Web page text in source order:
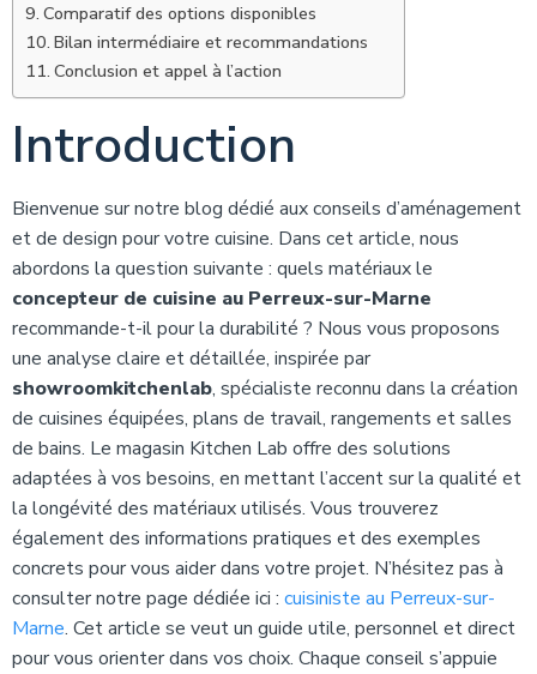
Comparatif des options disponibles
Bilan intermédiaire et recommandations
Conclusion et appel à l’action
Introduction
Bienvenue sur notre blog dédié aux conseils d’aménagement
et de design pour votre cuisine. Dans cet article, nous
abordons la question suivante : quels matériaux le
concepteur de cuisine au Perreux-sur-Marne
recommande-t-il pour la durabilité ? Nous vous proposons
une analyse claire et détaillée, inspirée par
showroomkitchenlab, spécialiste reconnu dans la création
de cuisines équipées, plans de travail, rangements et salles
de bains. Le magasin Kitchen Lab offre des solutions
adaptées à vos besoins, en mettant l’accent sur la qualité et
la longévité des matériaux utilisés. Vous trouverez
également des informations pratiques et des exemples
concrets pour vous aider dans votre projet. N’hésitez pas à
consulter notre page dédiée ici : cuisiniste au Perreux-sur-
Marne. Cet article se veut un guide utile, personnel et direct
pour vous orienter dans vos choix. Chaque conseil s’appuie